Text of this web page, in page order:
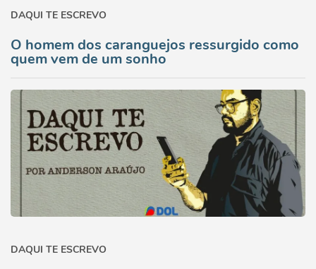
DAQUI TE ESCREVO
O homem dos caranguejos ressurgido como
quem vem de um sonho
DAQUI TE ESCREVO